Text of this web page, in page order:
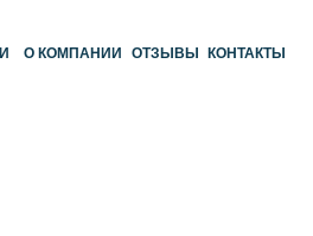
О КОМПАНИИ ОТЗЫВЫ КОНТАКТЫ